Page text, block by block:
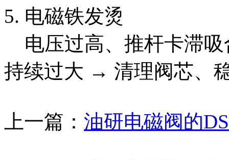
5. 电磁铁发烫
电压过高、推杆卡滞吸
持续过大 → 清理阀芯、
上一篇： 油研电磁阀的